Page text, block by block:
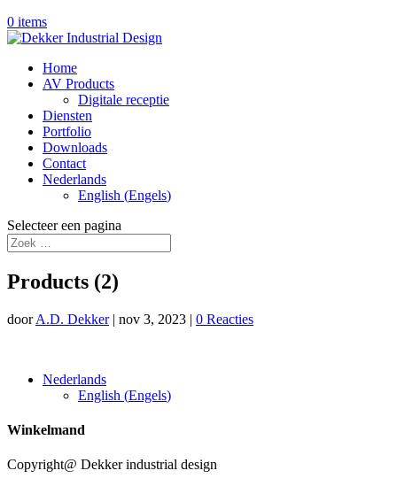
0 items
Home
AV Products
Digitale receptie
Diensten
Portfolio
Downloads
Contact
Nederlands
English (Engels)
Selecteer een pagina
Products (2)
doorA.D. Dekker| nov 3, 2023 | 0 Reacties
Nederlands
English (Engels)
Winkelmand
Copyright@ Dekker industrial design